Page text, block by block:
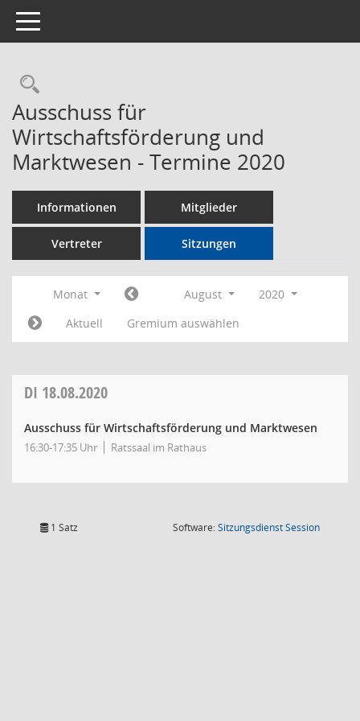
Toggle navigation
Rechercheauswahl
Ausschuss für
Wirtschaftsförderung und
Marktwesen - Termine 2020
Informationen Mitglieder
Vertreter Sitzungen
Monat August
2020
Aktuell
Gremium auswählen
DI 18.08.2020
Ausschuss für Wirtschaftsförderung und Marktwesen
16:30-17:35 Uhr Ratssaal im Rathaus
1 Satz Software:SitzungsdienstSession(Wird in